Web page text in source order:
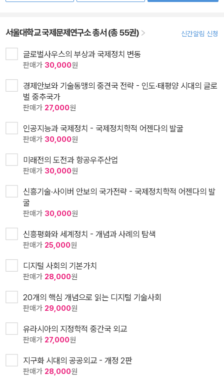
서울대학교 국제문제연구소 총서 (총 55권) 신간알림 신청
글로벌사우스의 부상과 국제정치 변동
판매가 30,000원
경제안보와 기술동맹의 중견국 전략 - 인도·태평양 시대의 글로
벌 중추국가
판매가 27,000원
인공지능과 국제정치 - 국제정치학적 어젠다의 발굴
판매가 30,000원
미래전의 도전과 항공우주산업
판매가 30,000원
신흥기술·사이버 안보의 국가전략 - 국제정치학적 어젠다의 발
굴
판매가 30,000원
신흥평화와 세계정치 - 개념과 사례의 탐색
판매가 25,000원
디지털 사회의 기본가치
판매가 28,000원
20개의 핵심 개념으로 읽는 디지털 기술사회
판매가 29,000원
유라시아의 지정학적 중간국 외교
판매가 27,000원
지구화 시대의 공공외교 - 개정 2판
판매가 28,000원